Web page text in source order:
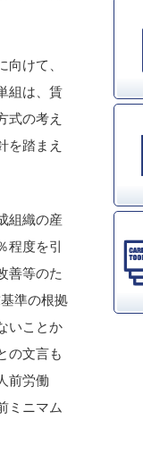
けて、
組は、賃
式の考え
を踏まえ
組織の産
程度を引
善等のた
準の根拠
いことか
の文言も
前労働
ミニマム